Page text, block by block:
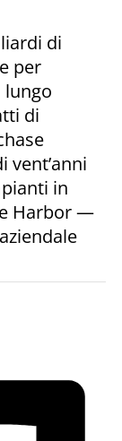
di
per
lungo
di
vent’anni
in
Harbor —